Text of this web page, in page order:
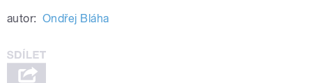
autor: Ondřej Bláha